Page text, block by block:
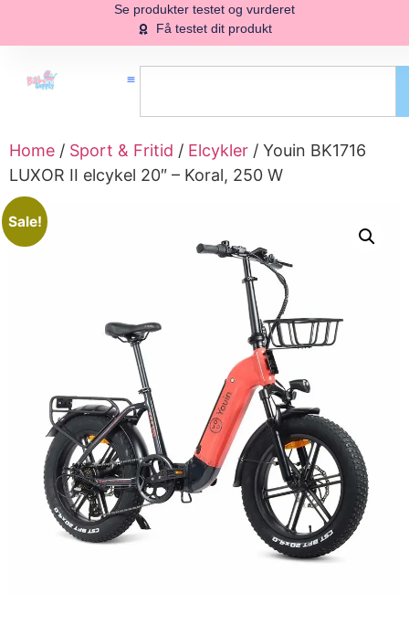
Se produkter testet og vurderet
Få testet dit produkt
Home / Sport & Fritid / Elcykler / Youin BK1716
LUXOR II elcykel 20″ – Koral, 250 W
Sale!